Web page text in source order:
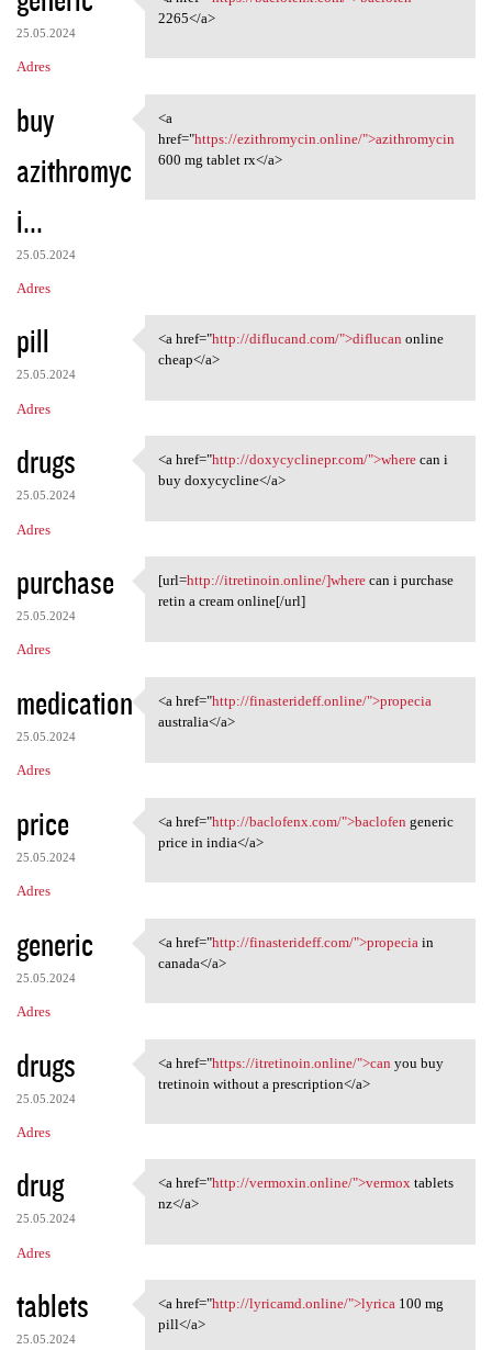
25.05.2024
Adres
<a href="https://baclofenx
2265</a>
buy
azithromyc
i...
25.05.2024
Adres
<a href="https://ezithromycin
<a
href="https://ezithromycin.online/">azithromycin
600 mg tablet rx</a>
pill
25.05.2024
Adres
<a href="http://diflucand.com
<a href="http://diflucand.com/">diflucan online
cheap</a>
drugs
25.05.2024
Adres
<a href="http://doxycyclinepr
<a href="http://doxycyclinepr.com/">wherecan i
buy doxycycline</a>
purchase
25.05.2024
Adres
[url=http://itretinoin.online
[url=http://itretinoin.online/]wherecan i purchase
retin a cream online[/url]
medication
25.05.2024
Adres
<a href="http://finasterideff
<a href="http://finasterideff.online/">propecia
australia</a>
price
25.05.2024
Adres
<a href="http://baclofenx.com
<a href="http://baclofenx.com/">baclofen generic
price in india</a>
generic
25.05.2024
Adres
<a href="http://finasterideff
<a href="http://finasterideff.com/">propecia in
canada</a>
drugs
25.05.2024
Adres
<a href="https://itretinoin
<a href="https://itretinoin.online/">can you buy
tretinoin without a prescription</a>
drug
25.05.2024
Adres
<a href="http://vermoxin
<a href="http://vermoxin.online/">vermoxtablets
nz</a>
tablets
25.05.2024
<a href="http://lyricamd
<a href="http://lyricamd.online/">lyrica100 mg
pill</a>